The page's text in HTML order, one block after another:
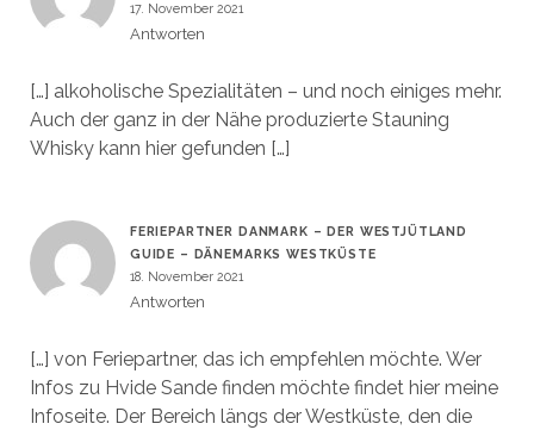
17. November 2021
Antworten
[…] alkoholische Spezialitäten – und noch einiges mehr.
Auch der ganz in der Nähe produzierte Stauning
Whisky kann hier gefunden […]
FERIEPARTNER DANMARK – DER WESTJÜTLAND
GUIDE – DÄNEMARKS WESTKÜSTE
18. November 2021
Antworten
[…] von Feriepartner, das ich empfehlen möchte. Wer
Infos zu Hvide Sande finden möchte findet hier meine
Infoseite. Der Bereich längs der Westküste, den die